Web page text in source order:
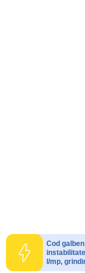
Cod
l/mp,